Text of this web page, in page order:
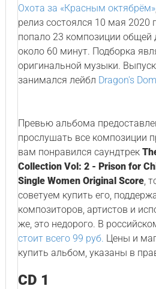
Охота за «Красным октябрём»
релиз состоялся 10 мая 2020
попало 23 композиции общей
около 60 минут. Подборка
оригинальной музыки.
занимался лейбл Dragon's
Превью альбома
прослушать все композиции
вам понравился саундтрек
Collection Vol: 2 - Prison for
Single Women Original Score,
советуем купить его,
композиторов, артистов и
же, это недорого. В
стоит всего 99 руб. Цены и
купить альбом, указаны в
CD 1